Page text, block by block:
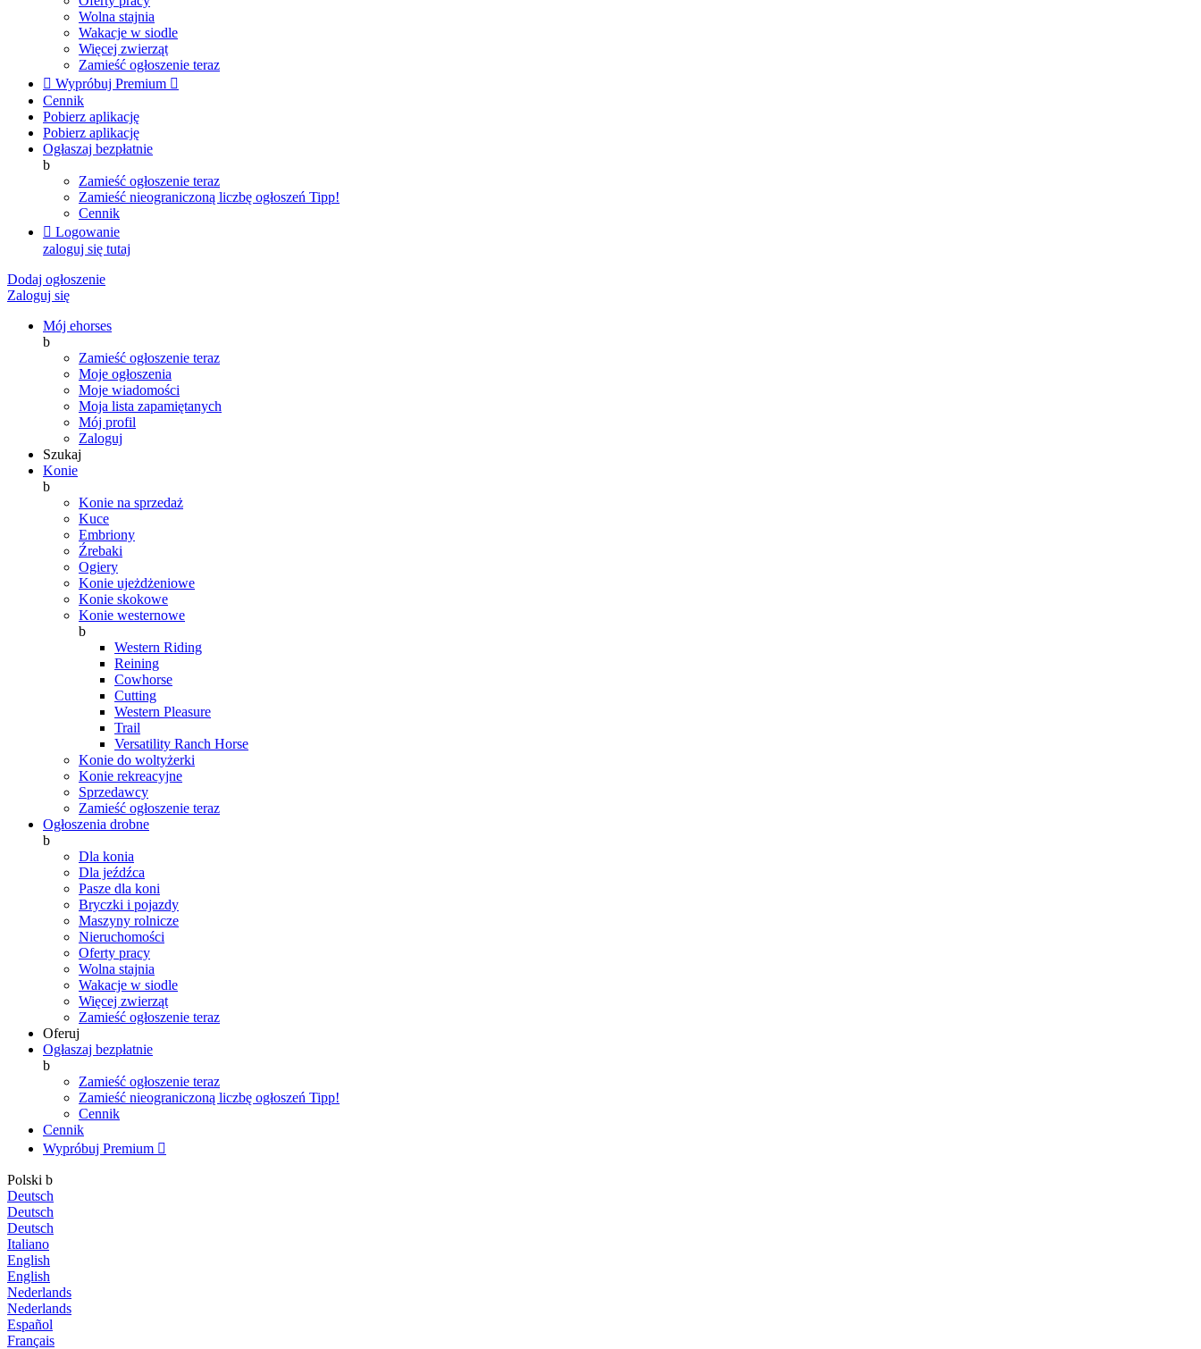
Wolna stajnia
Wakacje w siodle
Więcej zwierząt
Zamieść ogłoszenie teraz
 Wypróbuj Premium 
Cennik
Pobierz aplikację
Pobierz aplikację
Ogłaszaj bezpłatnie
b
Zamieść ogłoszenie teraz
Zamieść nieograniczoną liczbę ogłoszeń Tipp!
Cennik
 Logowanie
zaloguj się tutaj
Dodaj ogłoszenie
Zaloguj się
Mój ehorses
b
Zamieść ogłoszenie teraz
Moje ogłoszenia
Moje wiadomości
Moja lista zapamiętanych
Mój profil
Zaloguj
Szukaj
Konie
b
Konie na sprzedaż
Kuce
Embriony
Źrebaki
Ogiery
Konie ujeżdżeniowe
Konie skokowe
Konie westernowe
b
Western Riding
Reining
Cowhorse
Cutting
Western Pleasure
Trail
Versatility Ranch Horse
Konie do woltyżerki
Konie rekreacyjne
Sprzedawcy
Zamieść ogłoszenie teraz
Ogłoszenia drobne
b
Dla konia
Dla jeźdźca
Pasze dla koni
Bryczki i pojazdy
Maszyny rolnicze
Nieruchomości
Oferty pracy
Wolna stajnia
Wakacje w siodle
Więcej zwierząt
Zamieść ogłoszenie teraz
Oferuj
Ogłaszaj bezpłatnie
b
Zamieść ogłoszenie teraz
Zamieść nieograniczoną liczbę ogłoszeń Tipp!
Cennik
Cennik
Wypróbuj Premium 
Polski b
Deutsch
Deutsch
Deutsch
Italiano
English
English
Nederlands
Nederlands
Español
Français